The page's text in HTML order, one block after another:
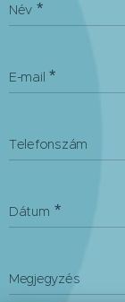
Név
E-mail
Telefonszám
Dátum
Megjegyzés